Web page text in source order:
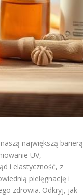
największą barierą
UV,
i elastyczność, z
pielęgnację i
zdrowia. Odkryj, jak